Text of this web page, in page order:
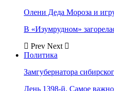
Олени Деда Мороза и
В «Изумрудном»
Prev Next
Политика
Замгубернатора
День 1398-й. Самое